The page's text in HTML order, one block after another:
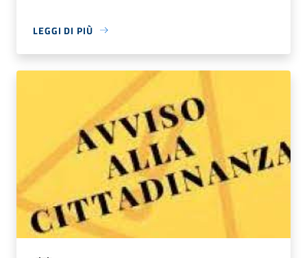
LEGGI DI PIÙ